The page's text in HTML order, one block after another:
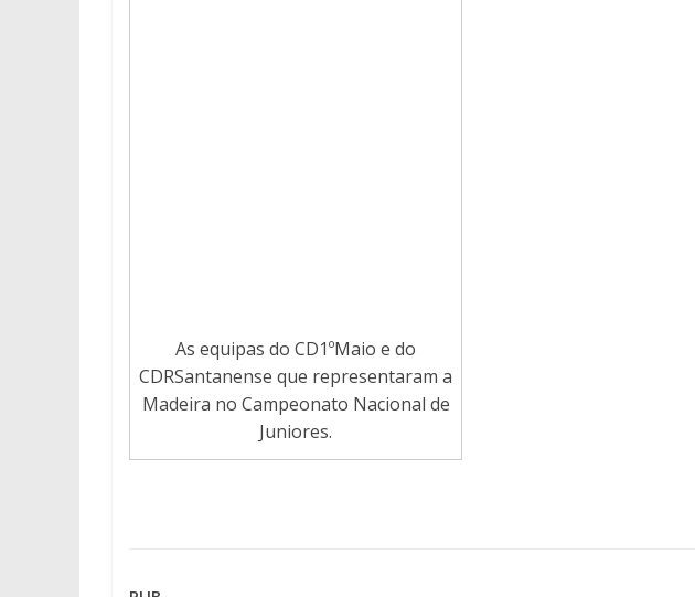
As equipas do CD1ºMaio e do
CDRSantanense que representaram a
Madeira no Campeonato Nacional de
Juniores.